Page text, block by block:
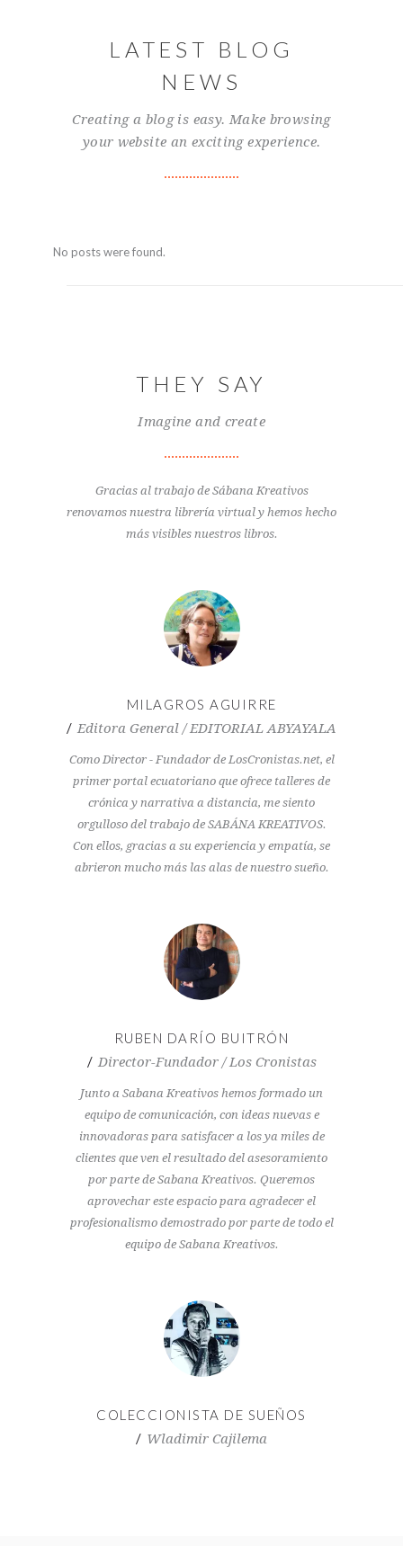
LATEST BLOG
NEWS
Creating a blog is easy. Make browsing
your website an exciting experience.
No posts were found.
THEY SAY
Imagine and create
Gracias al trabajo de Sábana Kreativos
renovamos nuestra librería virtual y hemos hecho
más visibles nuestros libros.
MILAGROS AGUIRRE
Editora General / EDITORIAL ABYAYALA
Como Director - Fundador de LosCronistas.net, el
primer portal ecuatoriano que ofrece talleres de
crónica y narrativa a distancia, me siento
orgulloso del trabajo de SABÁNA KREATIVOS.
Con ellos, gracias a su experiencia y empatía, se
abrieron mucho más las alas de nuestro sueño.
RUBEN DARÍO BUITRÓN
Director-Fundador / Los Cronistas
Junto a Sabana Kreativos hemos formado un
equipo de comunicación, con ideas nuevas e
innovadoras para satisfacer a los ya miles de
clientes que ven el resultado del asesoramiento
por parte de Sabana Kreativos. Queremos
aprovechar este espacio para agradecer el
profesionalismo demostrado por parte de todo el
equipo de Sabana Kreativos.
COLECCIONISTA DE SUEÑOS
Wladimir Cajilema